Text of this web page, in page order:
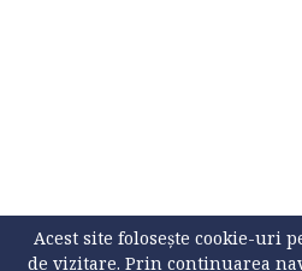
Acest site folosește cookie-uri
de vizitare. Prin continuarea